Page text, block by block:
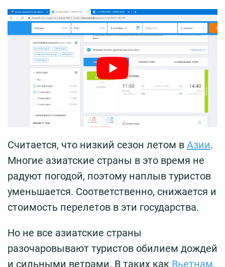
Считается, что низкий сезон летом в Азии.
Многие азиатские страны в это время не
радуют погодой, поэтому наплыв туристов
уменьшается. Соответственно, снижается и
стоимость перелетов в эти государства.
Но не все азиатские страны
разочаровывают туристов обилием дождей
и сильными ветрами. В таких как Вьетнам,